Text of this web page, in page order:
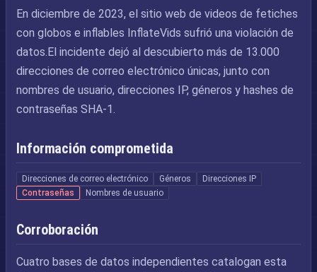
En diciembre de 2023, el sitio web de videos de fetiches
con globos e inflables InflateVids sufrió una violación de
datos.El incidente dejó al descubierto más de 13.000
direcciones de correo electrónico únicas, junto con
nombres de usuario, direcciones IP, géneros y hashes de
contraseñas SHA-1.
Información comprometida
Direcciones de correo electrónico Géneros
Direcciones IP
Contraseñas
Nombres de usuario
Corroboración
Cuatro bases de datos independientes catalogan esta